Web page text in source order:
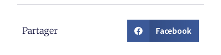
Partager Facebook